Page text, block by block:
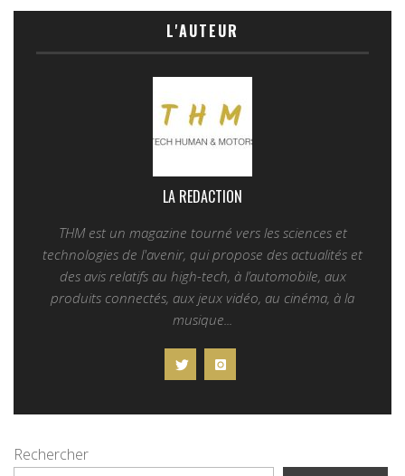
L'AUTEUR
LA REDACTION
THM est un magazine tourné vers les sciences et
technologies de l'avenir, qui propose des actualités et
des avis relatifs au high-tech, à l’automobile, aux
produits connectés, aux jeux vidéo, au cinéma, à la
musique...
Rechercher